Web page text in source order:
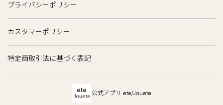
プライバシーポリシー
カスタマーポリシー
特定商取引法に基づく表記
公式アプリ ete/Jouete